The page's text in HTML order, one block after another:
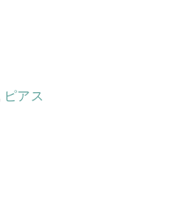
ピアス
佐ヒノキ）シリーズ